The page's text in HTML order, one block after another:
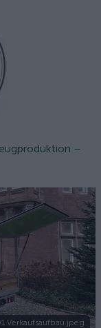
–
Verkaufsaufbau.jpeg